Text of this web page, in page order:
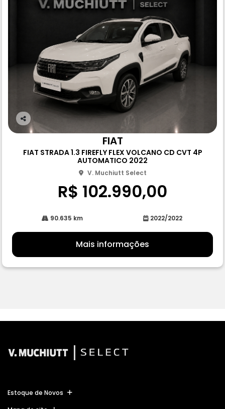
Co
rtil
FIAT
FIAT STRADA 1.3 FIREFLY FLEX VOLCANO CD CVT 4P
AUTOMATICO 2022
V. Muchiutt Select
R$ 102.990,00
90.635 km 2022/2022
Mais informações
Estoque de Novos